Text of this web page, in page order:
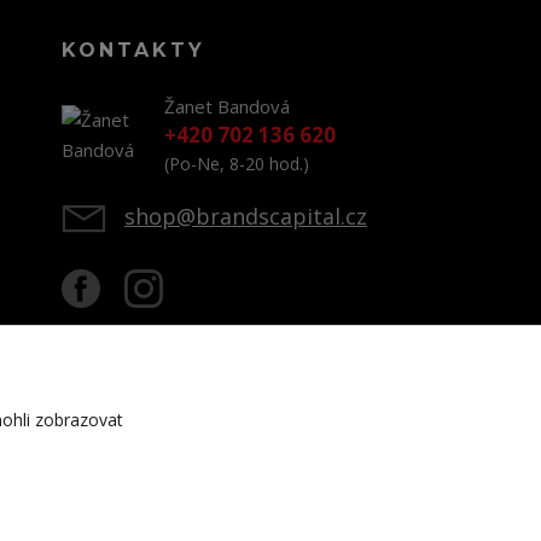
KONTAKTY
Žanet Bandová
+420 702 136 620
(Po-Ne, 8-20 hod.)
shop@brandscapital.cz
zobrazovat